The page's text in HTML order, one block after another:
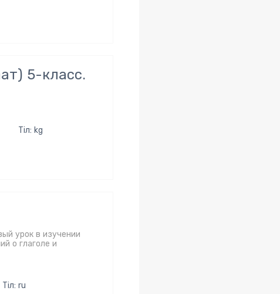
5-класс.
Тіл: kg
урок в изучении
о глаголе и
Тіл: ru